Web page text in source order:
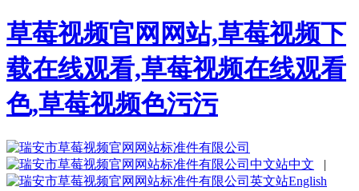
草莓视频官网网站,草莓视频下
载在线观看,草莓视频在线观看
色,草莓视频色污污
中文 |
English